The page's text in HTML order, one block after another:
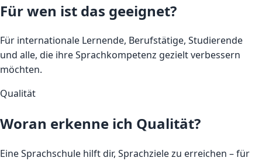
Für wen ist das geeignet?
Für internationale Lernende, Berufstätige, Studierende
und alle, die ihre Sprachkompetenz gezielt verbessern
möchten.
Qualität
Woran erkenne ich Qualität?
Eine Sprachschule hilft dir, Sprachziele zu erreichen – für